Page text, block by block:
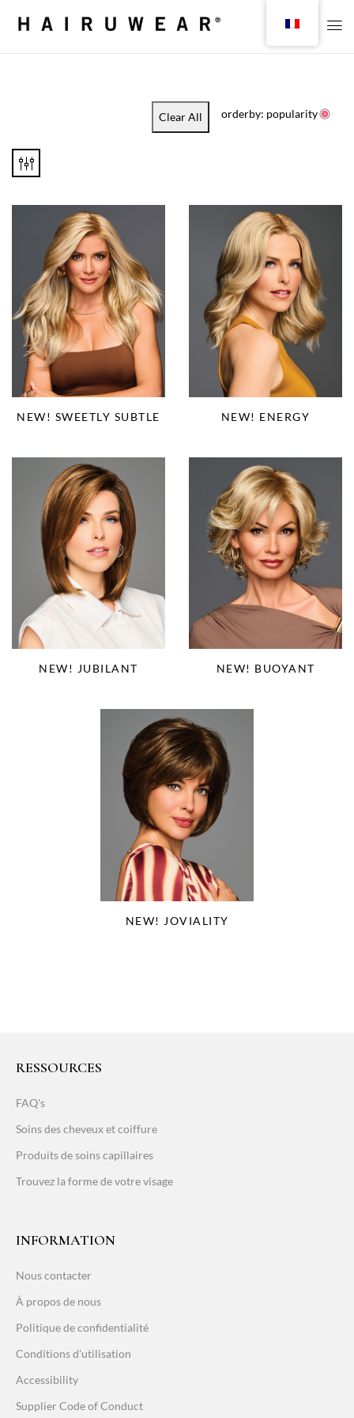
Clear All orderby: popularity
NEW! SWEETLY SUBTLE NEW! ENERGY
NEW! JUBILANT NEW! BUOYANT
NEW! JOVIALITY
RESSOURCES
FAQ's
Soins des cheveux et coiffure
Produits de soins capillaires
Trouvez la forme de votre visage
INFORMATION
Nous contacter
À propos de nous
Politique de confidentialité
Conditions d'utilisation
Accessibility
Supplier Code of Conduct